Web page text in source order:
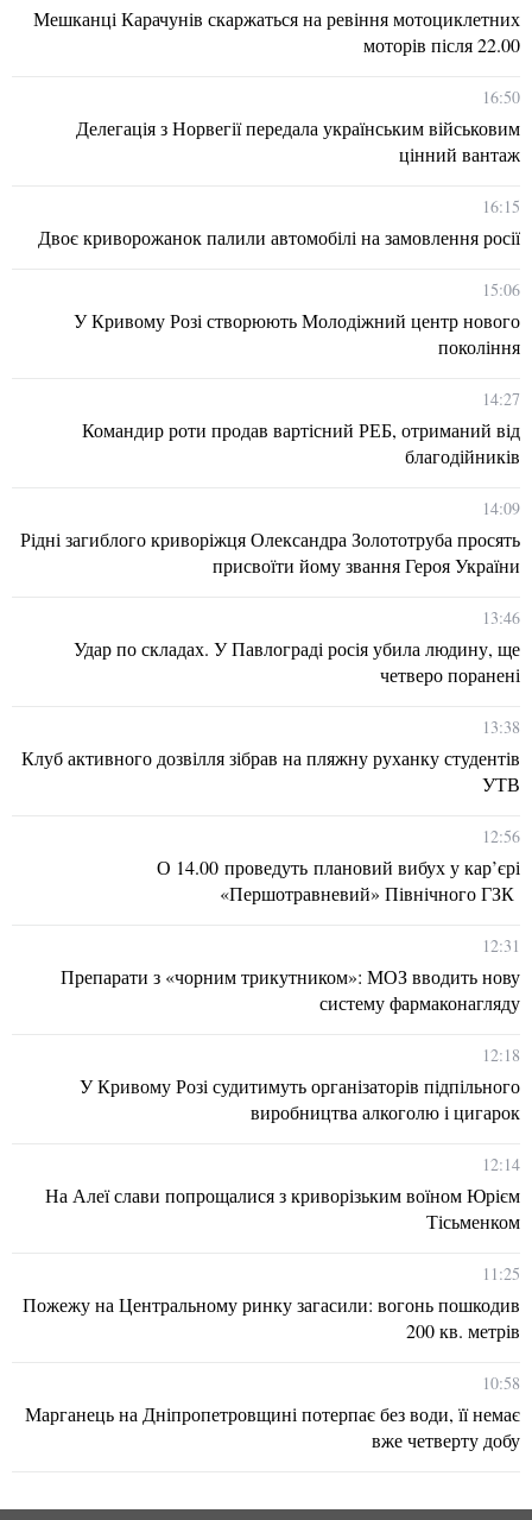
Мешканці Карачунів скаржаться на ревіння мотоциклетних
моторів після 22.00
16:50
Делегація з Норвегії передала українським військовим
цінний вантаж
16:15
Двоє криворожанок палили автомобілі на замовлення росії
15:06
У Кривому Розі створюють Молодіжний центр нового
покоління
14:27
Командир роти продав вартісний РЕБ, отриманий від
благодійників
14:09
Рідні загиблого криворіжця Олександра Золототруба просять
присвоїти йому звання Героя України
13:46
Удар по складах. У Павлограді росія убила людину, ще
четверо поранені
13:38
Клуб активного дозвілля зібрав на пляжну руханку студентів
УТВ
12:56
О 14.00 проведуть плановий вибух у кар’єрі
«Першотравневий» Північного ГЗК
12:31
Препарати з «чорним трикутником»: МОЗ вводить нову
систему фармаконагляду
12:18
У Кривому Розі судитимуть організаторів підпільного
виробництва алкоголю і цигарок
12:14
На Алеї слави попрощалися з криворізьким воїном Юрієм
Тісьменком
11:25
Пожежу на Центральному ринку загасили: вогонь пошкодив
200 кв. метрів
10:58
Марганець на Дніпропетровщині потерпає без води, її немає
вже четверту добу